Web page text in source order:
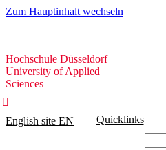
Zum Hauptinhalt wechseln
Hochschule
Düsseldorf
Hochschule Düsseldorf
University of Applied
Sciences

English site EN Quicklinks